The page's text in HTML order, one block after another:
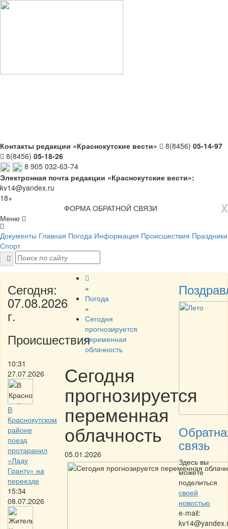
Контакты редакции «Краснокутские вести» 8(8456) 05-14-97
8(8456) 05-18-26
8 905 032-63-74
Электронная почта редакции «Краснокутские вести»:
kv14@yandex.ru
18+
X
ФОРМА ОБРАТНОЙ СВЯЗИ
Меню
Документы Главная Погода Информация Происшествия Праздники
Спорт
Сегодня:
07.08.2026
г.
Происшествия
10:31
27.07.2026
В
Краснокутском
районе
поезд
протаранил
«Ладу
Гранту» на
переезде
15:34
08.07.2026
»
Погода
»
Сегодня
прогнозируется
переменная
облачность
Сегодня
прогнозируется
переменная
облачность
05.01.2026
связь
Здесь вы
можете
поделиться
своей
новостью
e-mail: